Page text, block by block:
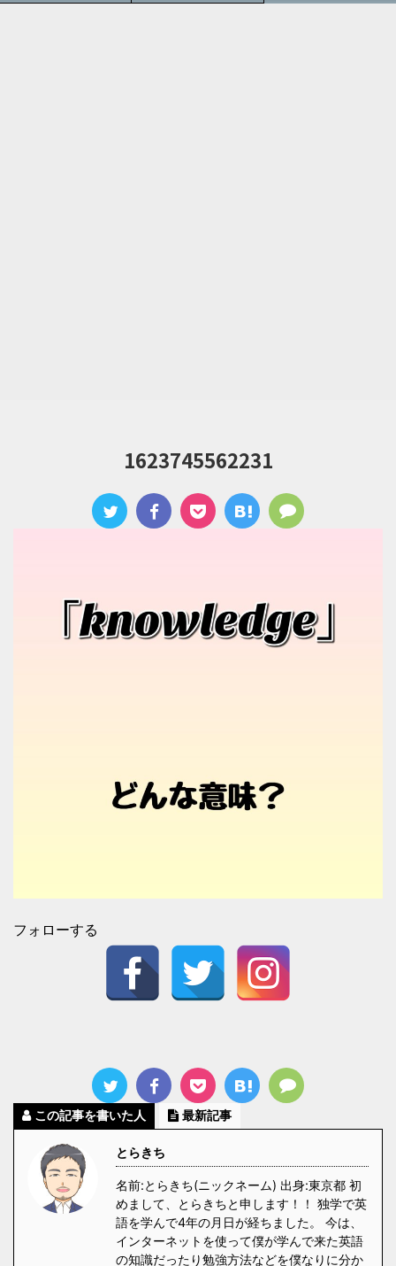
1623745562231
フォローする
この記事を書いた人 最新記事
とらきち
名前:とらきち(ニックネーム) 出身:東京都 初
めまして、とらきちと申します！！ 独学で英
語を学んで4年の月日が経ちました。 今は、
インターネットを使って僕が学んで来た英語
の知識だったり勉強方法などを僕なりに分か